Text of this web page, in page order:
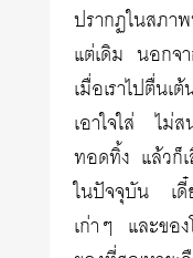
ปรากฏในสภา
แต่เดิม นอกจ
เมื่อเราไปตื่น
เอาใจใส่ ไม่
ทอดทิ้ง แล้วก็
ในปัจจุบัน เดี๋
เก่าๆ และขอ